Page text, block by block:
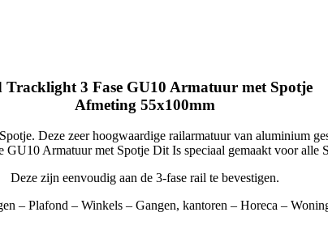
Tracklight 3 Fase GU10 Armatuur met Spotje
Afmeting 55x100mm
Deze zeer hoogwaardige railarmatuur van aluminium
Armatuur met Spotje Dit Is speciaal gemaakt voor alle
Deze zijn eenvoudig aan de 3-fase rail te bevestigen.
– Plafond – Winkels – Gangen, kantoren – Horeca –